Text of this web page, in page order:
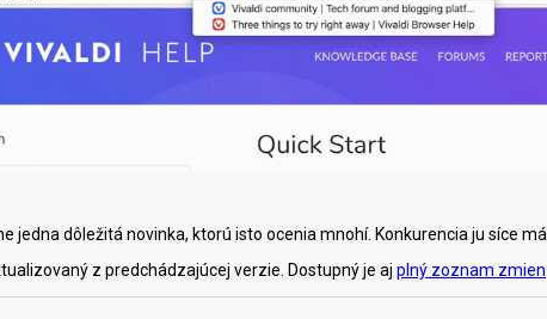
dôležitá novinka, ktorú isto ocenia mnohí. Konkurencia ju síce
z predchádzajúcej verzie. Dostupný je aj plný zoznam zmien.